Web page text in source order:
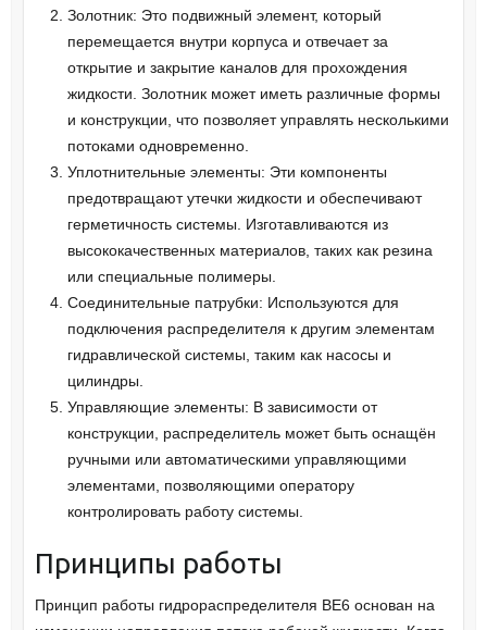
Золотник: Это подвижный элемент, который
перемещается внутри корпуса и отвечает за
открытие и закрытие каналов для прохождения
жидкости. Золотник может иметь различные формы
и конструкции, что позволяет управлять несколькими
потоками одновременно.
Уплотнительные элементы: Эти компоненты
предотвращают утечки жидкости и обеспечивают
герметичность системы. Изготавливаются из
высококачественных материалов, таких как резина
или специальные полимеры.
Соединительные патрубки: Используются для
подключения распределителя к другим элементам
гидравлической системы, таким как насосы и
цилиндры.
Управляющие элементы: В зависимости от
конструкции, распределитель может быть оснащён
ручными или автоматическими управляющими
элементами, позволяющими оператору
контролировать работу системы.
Принципы работы
Принцип работы гидрораспределителя ВЕ6 основан на